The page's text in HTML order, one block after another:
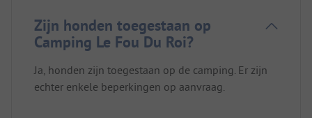
Zijn honden toegestaan op
Camping Le Fou Du Roi?
Ja, honden zijn toegestaan op de camping. Er zijn
echter enkele beperkingen op aanvraag.